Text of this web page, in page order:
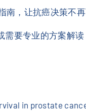
，让抗癌决策不再
要专业的方案解
in prostate